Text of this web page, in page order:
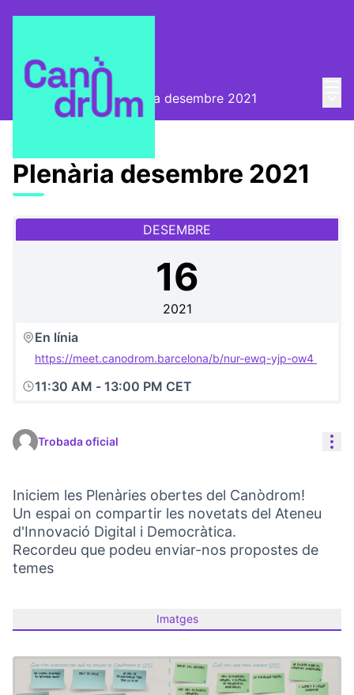
Convocatòries Plenària desembre 2021
Plenària desembre 2021
DESEMBRE
16
2021
En línia
https://meet.canodrom.barcelona/b/nur-ewq-yjp-ow4
11:30 AM - 13:00 PM CET
Trobada oficial
Iniciem les Plenàries obertes del Canòdrom!
Un espai on compartir les novetats del Ateneu
d'Innovació Digital i Democràtica.
Recordeu que podeu enviar-nos propostes de
temes
Imatges